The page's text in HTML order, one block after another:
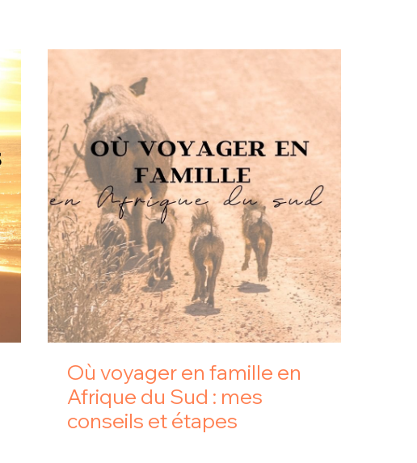
Où voyager en famille en
Afrique du Sud : mes
conseils et étapes